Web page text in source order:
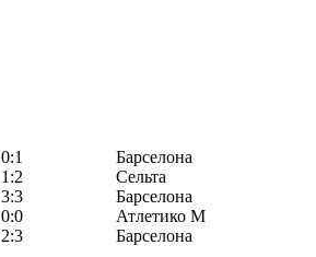
0:1
Барселона
1:2
Сельта
3:3
Барселона
0:0
Атлетико М
2:3
Барселона